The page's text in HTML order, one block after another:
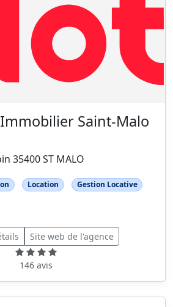
Saint-Malo
35400 ST MALO
Location
Gestion Locative
Site web de l'agence
146 avis